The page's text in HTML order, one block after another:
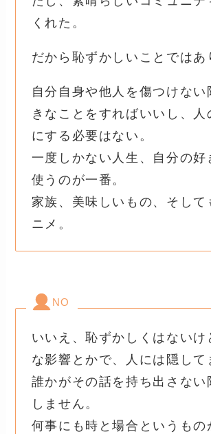
くれた。
だから恥ずかしいことではあ
自分自身や他人を傷つけない
きなことをすればいいし、人
にする必要はない。
一度しかない人生、自分の好
使うのが一番。
家族、美味しいもの、そして
ニメ。
NO
いいえ、恥ずかしくはないけ
な影響とかで、人には隠して
誰かがその話を持ち出さない
しません。
何事にも時と場合というもの